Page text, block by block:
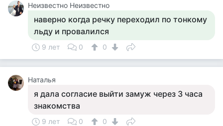
Неизвестно Неизвестно
наверно когда речку переходил по тонкому
льду и провалился
9 лет 0 0
Наталья
я дала согласие выйти замуж через 3 часа
знакомства
9 лет 0 0